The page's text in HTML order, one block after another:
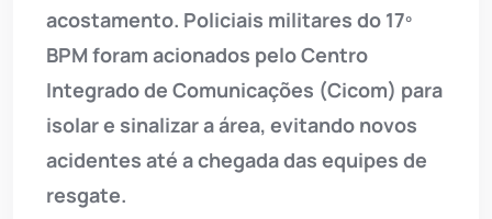
acostamento. Policiais militares do 17º
BPM foram acionados pelo Centro
Integrado de Comunicações (Cicom) para
isolar e sinalizar a área, evitando novos
acidentes até a chegada das equipes de
resgate.